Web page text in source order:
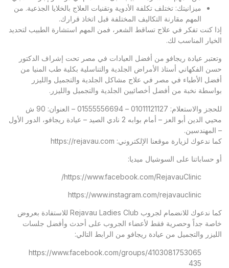
ميزانيتك: تختلف تكلفة الأدوية وتقنيات العلاج بالخلايا الجذعية. من
المهم مقارنة التكاليف المختلفة قبل اتخاذ قرارك.
إذا كنت تفكر في علاج تساقط الشعر، فمن المهم استشارة الطبيب لتحديد
الخيار المناسب لك.
وتعتبر عيادة ريجافو من أفضل العيادات في مصر تحت إشراف الدكتور
حسن الفكهاني أستاذ الأمراض الجلدية والتناسلية بكلية طب المنيا من
أفضل الأطباء في مصر في علاج مشاكل الجلدية والتجميل والليزر
بواسطة نخبة من أفضل أخصائيين الجلدية والتجميل والليزر.
للحجز والاستعلام: 01011121127 – 01555556694 – العنوان: 90 ش
محيي الدين أبو العز – أمام بوابه 2 نادي الصيد – عيادة ريجافو، الدور الأول
– المهندسين.
كما ندعوك لزيارة موقعنا الإلكتروني: https://rejavau.com
أو حساباتنا على السوشيال ميديا:
https://www.facebook.com/RejavauClinic/
https://www.instagram.com/rejavauclinic
كما ندعوك للانضمام لجروب Rejavau Ladies Club للاستفادة بعروض
خاصة جداً وحصرية فقط لأعضاء الجروب على أحدث وأفضل جلسات
الليزر والتجميل من عيادة ريجافو من الرابط التالي:
https://www.facebook.com/groups/4103081753065
435